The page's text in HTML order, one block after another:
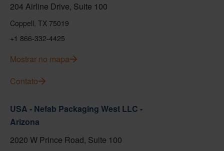
204 Airline Drive, Suite 100
Coppell, TX 75019
+1 866-332-4425
Mostrar no mapa
Contato
USA - Nefab Packaging West LLC -
Arizona
2020 W Prince Road, Suite 100